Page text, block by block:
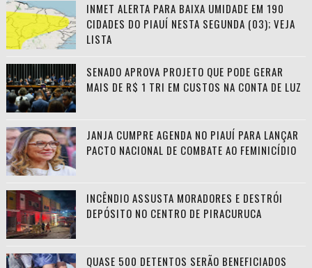
INMET ALERTA PARA BAIXA UMIDADE EM 190
CIDADES DO PIAUÍ NESTA SEGUNDA (03); VEJA
LISTA
SENADO APROVA PROJETO QUE PODE GERAR
MAIS DE R$ 1 TRI EM CUSTOS NA CONTA DE LUZ
JANJA CUMPRE AGENDA NO PIAUÍ PARA LANÇAR
PACTO NACIONAL DE COMBATE AO FEMINICÍDIO
INCÊNDIO ASSUSTA MORADORES E DESTRÓI
DEPÓSITO NO CENTRO DE PIRACURUCA
QUASE 500 DETENTOS SERÃO BENEFICIADOS